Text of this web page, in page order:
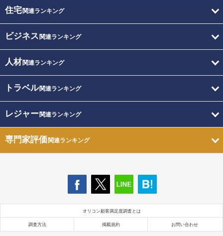
住宅関連ランキング
ビジネス 関連ランキング
人材関連ランキング
トラベル関連ランキング
レジャー関連ランキング
専門家評価関連ランキング
オリコン顧客満足度調査とは
調査方法 掲載規約 お問い合わせ